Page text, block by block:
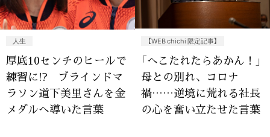
人生
厚底10センチのヒールで
練習に!? ブラインドマ
ラソン道下美里さんを金
メダルへ導いた言葉
【WEB chichi 限定記事】
「へこたれたらあかん！」
母との別れ、コロナ
禍……逆境に荒れる社長
の心を奮い立たせた言葉